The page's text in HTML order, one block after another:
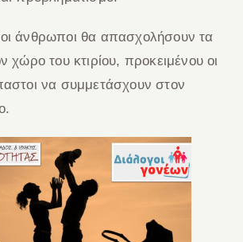
άνθρωποι θα απασχολήσουν τα
χώρο του κτιρίου, προκειμένου οι
να συμμετάσχουν στον